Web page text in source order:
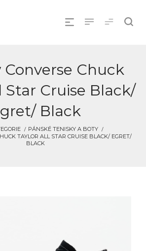
Converse Chuck
Star Cruise Black/
Black
PÁNSKÉ TENISKY A BOTY
TAYLOR ALL STAR CRUISE BLACK/ EGRET/
BLACK